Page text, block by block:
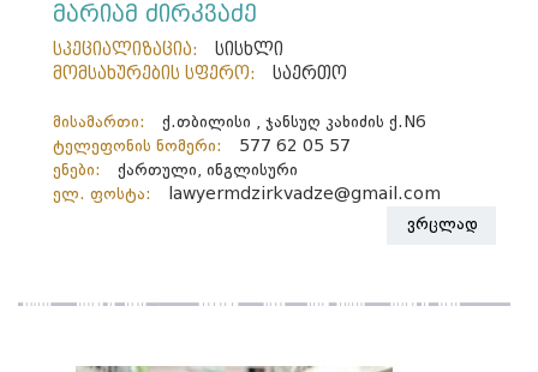
მარიამ ძირკვაძე
სპეციალიზაცია:
სისხლი
მომსახურების სფერო:
საერთო
მისამართი:
ქ.თბილისი , ჯანსუღ კახიძის ქ.N6
ტელეფონის ნომერი:
577 62 05 57
ენები:
ქართული, ინგლისური
ელ. ფოსტა:
lawyermdzirkvadze@gmail.com
ვრცლად